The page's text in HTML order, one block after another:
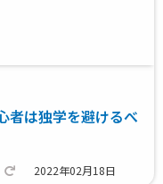
者は独学を避けるべ
2022年02月18日